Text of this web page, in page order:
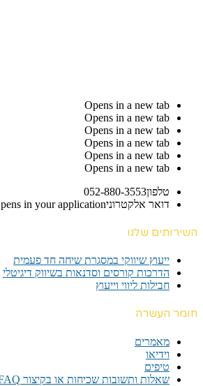
Opens in a new tab
Opens in a new tab
Opens in a new tab
Opens in a new tab
Opens in a new tab
Opens in a new tab
טלפון052-880-3553
דואר אלקטרוניin your application
השירותים שלנו
ייעוץ שיווקי במסגרת שיחה חד פעמית​
הדרכות קורסים וסדנאות בשיווק דיגיטלי
חבילות ליווי וייעוץ
חומר העשרה
מאמרים
וידיאו
טיפים
שאלות ותשובות שכיחות או בקיצור FAQ